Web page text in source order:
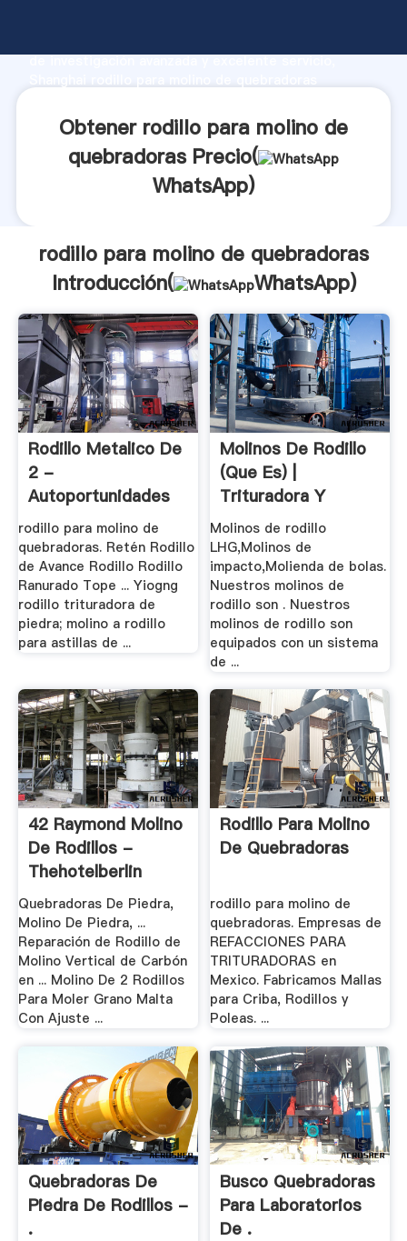
de investigación avanzada y excelente servicio,
clientes.Obtener rodillo para molino de
quebradoras Precio(
WhatsApp)
rodillo para molino de quebradoras
Introducción(
WhatsApp)
Rodillo Metalico De
2 -
Autoportunidades
rodillo para molino de
quebradoras. Retén Rodillo
de Avance Rodillo Rodillo
Ranurado Tope ... Yiogng
rodillo trituradora de
piedra; molino a rodillo
para astillas de ...
Molinos De Rodillo
(que Es) |
Trituradora Y
Molinos
Molinos de rodillo
LHG,Molinos de
impacto,Molienda de bolas.
Nuestros molinos de
rodillo son . Nuestros
molinos de rodillo son
equipados con un sistema
de ...
42 Raymond Molino
De Rodillos -
Thehotelberlin
Quebradoras De Piedra,
Molino De Piedra, ...
Reparación de Rodillo de
Molino Vertical de Carbón
en ... Molino De 2 Rodillos
Para Moler Grano Malta
Con Ajuste ...
Rodillo Para Molino
De Quebradoras
rodillo para molino de
quebradoras. Empresas de
REFACCIONES PARA
TRITURADORAS en
Mexico. Fabricamos Mallas
para Criba, Rodillos y
Poleas. ...
Quebradoras De
Piedra De Rodillos -
.
Busco Quebradoras
Para Laboratorios
De .